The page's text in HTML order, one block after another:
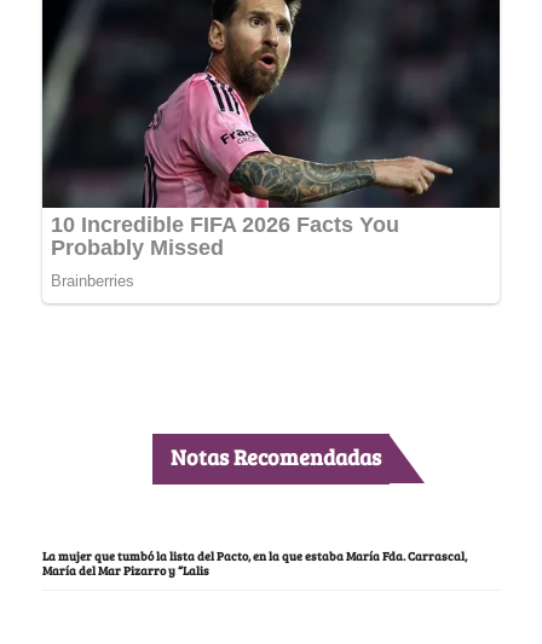
Notas Recomendadas
La mujer que tumbó la lista del Pacto, en la que estaba María Fda. Carrascal,
María del Mar Pizarro y “Lalis